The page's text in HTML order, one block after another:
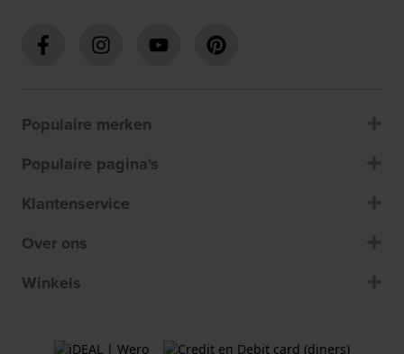
Populaire merken
Populaire pagina's
Klantenservice
Over ons
Winkels